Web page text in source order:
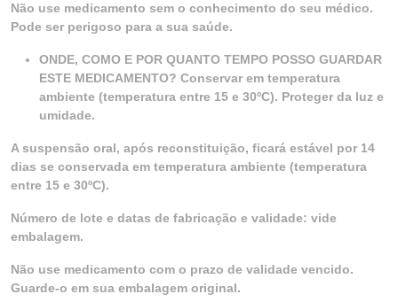
Não use medicamento sem o conhecimento do seu médico.
Pode ser perigoso para a sua saúde.
ONDE, COMO E POR QUANTO TEMPO POSSO GUARDAR
ESTE MEDICAMENTO? Conservar em temperatura
ambiente (temperatura entre 15 e 30ºC). Proteger da luz e
umidade.
A suspensão oral, após reconstituição, ficará estável por 14
dias se conservada em temperatura ambiente (temperatura
entre 15 e 30ºC).
Número de lote e datas de fabricação e validade: vide
embalagem.
Não use medicamento com o prazo de validade vencido.
Guarde-o em sua embalagem original.